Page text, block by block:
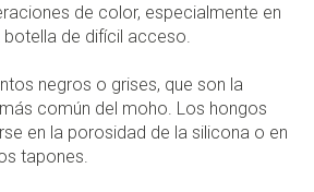
de color, especialmente en
de difícil acceso.
negros o grises, que son la
común del moho. Los hongos
en la porosidad de la silicona o en
tapones.